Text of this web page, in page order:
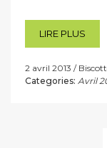
LIRE PLUS
2 avril 2013
Categories: Avril